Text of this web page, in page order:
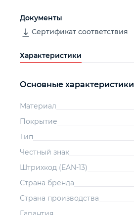
Документы
Сертификат соответствия
Характеристики
Основные характеристики
Материал
Покрытие
Тип
Честный знак
Штрихкод (EAN-13)
Страна бренда
Страна производства